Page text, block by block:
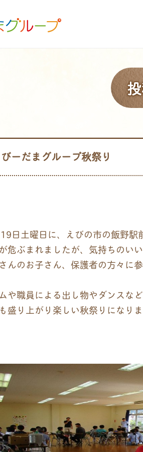
ーだまグループ秋祭り
日土曜日に、えびの市の飯野駅
危ぶまれましたが、気持ちのい
んのお子さん、保護者の方々に
や職員による出し物やダンスなど
盛り上がり楽しい秋祭りになり